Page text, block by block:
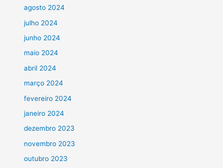
agosto 2024
julho 2024
junho 2024
maio 2024
abril 2024
março 2024
fevereiro 2024
janeiro 2024
dezembro 2023
novembro 2023
outubro 2023